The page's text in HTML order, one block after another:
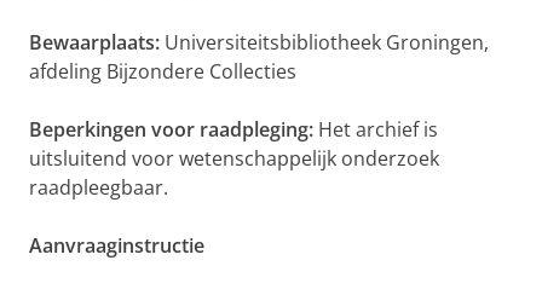
Bewaarplaats: Universiteitsbibliotheek Groningen,
afdeling Bijzondere Collecties
Beperkingen voor raadpleging: Het archief is
uitsluitend voor wetenschappelijk onderzoek
raadpleegbaar.
Aanvraaginstructie